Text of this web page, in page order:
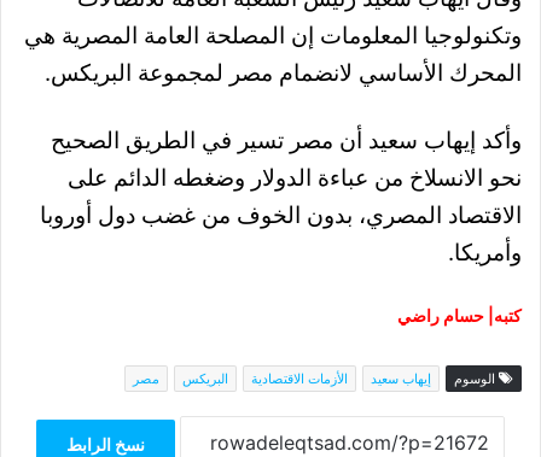
وتكنولوجيا المعلومات إن المصلحة العامة المصرية هي
المحرك الأساسي لانضمام مصر لمجموعة البريكس.
وأكد إيهاب سعيد أن مصر تسير في الطريق الصحيح
نحو الانسلاخ من عباءة الدولار وضغطه الدائم على
الاقتصاد المصري، بدون الخوف من غضب دول أوروبا
وأمريكا.
كتبه| حسام راضي
الوسوم إيهاب سعيد الأزمات الاقتصادية البريكس مصر
نسخ الرابط